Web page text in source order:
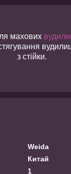
махових
з стійки.
Weida
Китай
1